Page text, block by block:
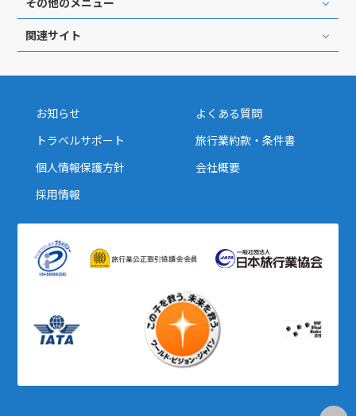
関連サイト
お知らせ
よくある質問
トラベルサポート
旅行業約款・条件書
個人情報保護方針
会社概要
採用情報